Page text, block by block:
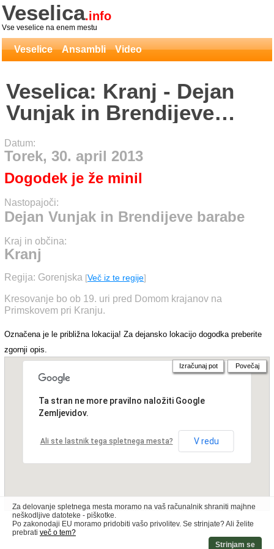
Veselica.info
Vse veselice na enem mestu
Veselice Ansambli Video
Veselica: Kranj - Dejan
Vunjak in Brendijeve
barabe
Datum:
Torek, 30. april 2013
Dogodek je že minil
Nastopajoči:
Dejan Vunjak in Brendijeve barabe
Kraj in občina:
Kranj
Regija: Gorenjska [Več iz te regije]
Kresovanje bo ob 19. uri pred Domom krajanov na
Primskovem pri Kranju.
Označena je le približna lokacija! Za dejansko lokacijo dogodka preberite
zgornji opis.
Ta stran ne more pravilno naložiti Google
Zemljevidov.
Ali ste lastnik tega spletnega mesta? V redu
Izračunaj pot Povečaj
Za delovanje spletnega mesta moramo na vaš računalnik shraniti majhne
neškodljive datoteke - piškotke.
Po zakonodaji EU moramo pridobiti vašo privolitev. Se strinjate? Ali želite
prebrati več o tem?
Strinjam se